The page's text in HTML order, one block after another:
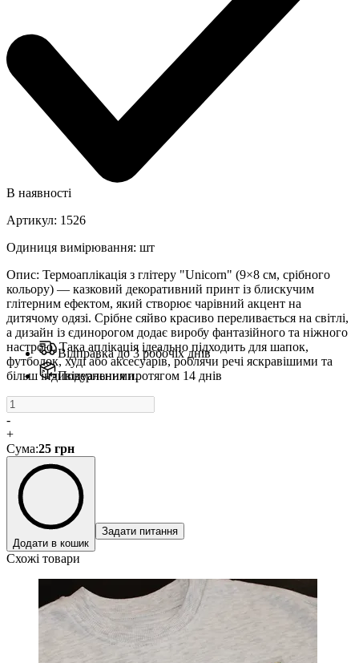
В наявності
Артикул: 1526
Одиниця вимірювання: шт
Опис: Термоаплікація з глітеру "Unicorn" (9×8 см, срібного
кольору) — казковий декоративний принт із блискучим
глітерним ефектом, який створює чарівний акцент на
дитячому одязі. Срібне сяйво красиво переливається на світлі,
а дизайн із єдинорогом додає виробу фантазійного та ніжного
настрою. Така аплікація ідеально підходить для шапок,
футболок, худі або аксесуарів, роблячи речі яскравішими та
більш індивідуальними.
Відправка до 3 робочіх днів
Повернення протягом 14 днів
-
+
Сума:25 грн
Додати в кошик
Задати питання
Схожі товари